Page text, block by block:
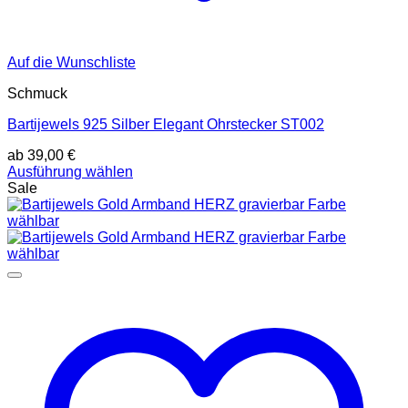
Auf die Wunschliste
Schmuck
Bartijewels 925 Silber Elegant Ohrstecker ST002
ab 39,00 €
Ausführung wählen
Dieses
Produkt
weist
mehrere
Varianten
auf.
Produktseite
gewählt
werden
Sale